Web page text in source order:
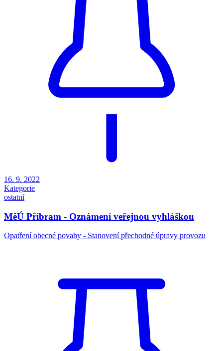
16. 9. 2022
Kategorie
ostatní
MěÚ Příbram - Oznámení veřejnou vyhláškou
Opatření obecné povahy - Stanovení přechodné úpravy provozu